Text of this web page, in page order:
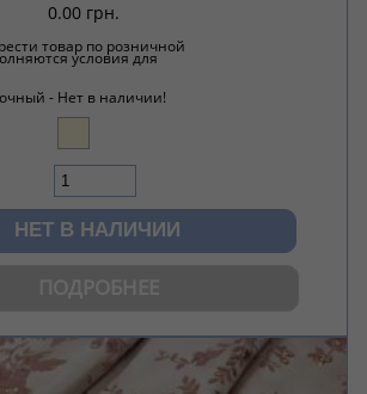
0.00 грн.
товар по розничной
условия для
- Нет в наличии!